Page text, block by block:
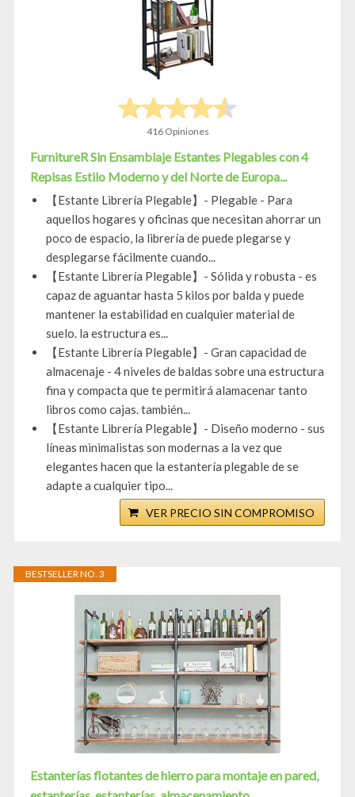
416 Opiniones
FurnitureR Sin Ensamblaje Estantes Plegables con 4
Repisas Estilo Moderno y del Norte de Europa...
【Estante Librería Plegable】- Plegable - Para
aquellos hogares y oficinas que necesitan ahorrar un
poco de espacio, la librería de puede plegarse y
desplegarse fácilmente cuando...
【Estante Librería Plegable】- Sólida y robusta - es
capaz de aguantar hasta 5 kilos por balda y puede
mantener la estabilidad en cualquier material de
suelo. la estructura es...
【Estante Librería Plegable】- Gran capacidad de
almacenaje - 4 niveles de baldas sobre una estructura
fina y compacta que te permitirá alamacenar tanto
libros como cajas. también...
【Estante Librería Plegable】- Diseño moderno - sus
líneas minimalistas son modernas a la vez que
elegantes hacen que la estantería plegable de se
adapte a cualquier tipo...
VER PRECIO SIN COMPROMISO
BESTSELLER NO. 3
Estanterías flotantes de hierro para montaje en pared,